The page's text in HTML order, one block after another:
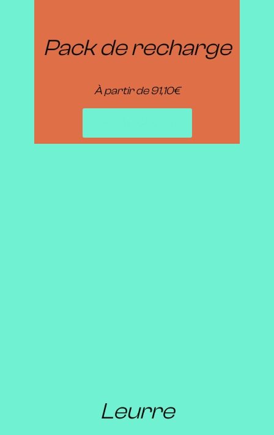
Pack de recharge
À partir de 91,10€
Leurre